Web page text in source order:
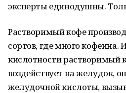
эксперты единодушны.
Растворимый кофе
сортов, где много кофеина.
кислотности растворимый
воздействует на желудок,
желудочной кислоты,